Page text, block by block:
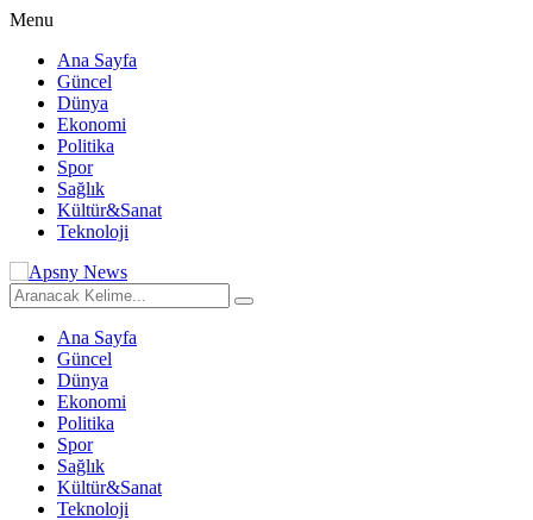
Menu
Ana Sayfa
Güncel
Dünya
Ekonomi
Politika
Spor
Sağlık
Kültür&Sanat
Teknoloji
Ana Sayfa
Güncel
Dünya
Ekonomi
Politika
Spor
Sağlık
Kültür&Sanat
Teknoloji